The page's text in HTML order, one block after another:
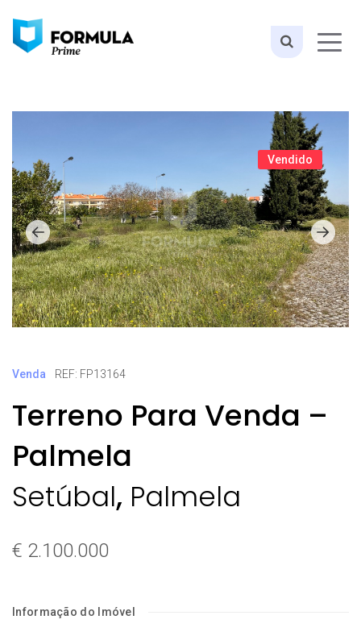
Vendido
Venda REF: FP13164
Terreno Para Venda –
Palmela
Setúbal, Palmela
€ 2.100.000
Informação do Imóvel